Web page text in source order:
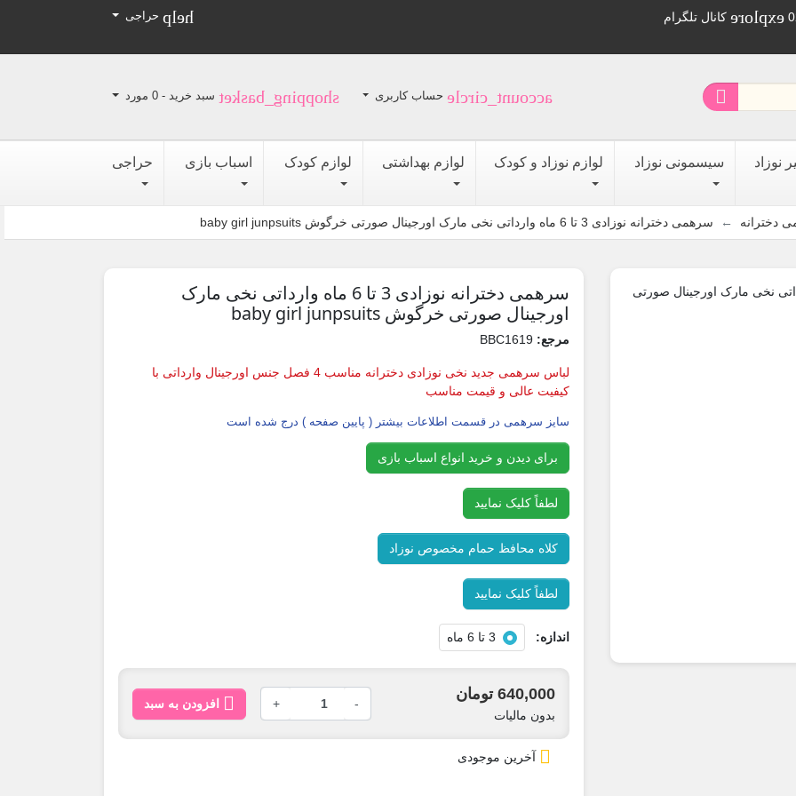
explore کانال تلگرام help حراجی

account_circle حساب کاربری shopping_basket سبد خرید -0 مورد
نوزاد سیسمونی نوزاد لوازم نوزاد و کودک لوازم بهداشتی لوازم کودک اسباب بازی حراجی
دخترانه سرهمی دخترانه نوزادی 3 تا 6 ماه وارداتی نخی مارک اورجینال صورتی خرگوش baby girl junpsuits
سرهمی دخترانه نوزادی 3 تا 6 ماه وارداتی نخی مارک
اورجینال صورتی خرگوش baby girl junpsuits
مرجع:
لباس سرهمی جدید نخی نوزادی دخترانه مناسب 4 فصل جنس اورجینال وارداتی با
کیفیت عالی و قیمت مناسب
سایز سرهمی در قسمت اطلاعات بیشتر ( پایین صفحه ) درج شده است
برای دیدن و خرید انواع اسباب بازی
لطفاً کلیک نمایید
کلاه محافظ حمام مخصوص نوزاد
لطفاً کلیک نمایید
اندازه: 3 تا 6 ماه
640,000 تومان
بدون مالیات
-
+

 آخرین موجودی